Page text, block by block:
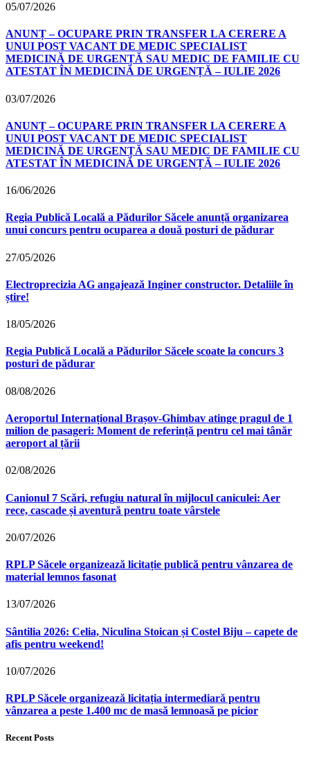
05/07/2026
ANUNȚ – OCUPARE PRIN TRANSFER LA CERERE A
UNUI POST VACANT DE MEDIC SPECIALIST
MEDICINĂ DE URGENȚĂ SAU MEDIC DE FAMILIE CU
ATESTAT ÎN MEDICINĂ DE URGENȚĂ – IULIE 2026
03/07/2026
ANUNȚ – OCUPARE PRIN TRANSFER LA CERERE A
UNUI POST VACANT DE MEDIC SPECIALIST
MEDICINĂ DE URGENȚĂ SAU MEDIC DE FAMILIE CU
ATESTAT ÎN MEDICINĂ DE URGENȚĂ – IULIE 2026
16/06/2026
Regia Publică Locală a Pădurilor Săcele anunță organizarea
unui concurs pentru ocuparea a două posturi de pădurar
27/05/2026
Electroprecizia AG angajează Inginer constructor. Detaliile în
știre!
18/05/2026
Regia Publică Locală a Pădurilor Săcele scoate la concurs 3
posturi de pădurar
08/08/2026
Aeroportul Internațional Brașov‑Ghimbav atinge pragul de 1
milion de pasageri: Moment de referință pentru cel mai tânăr
aeroport al țării
02/08/2026
Canionul 7 Scări, refugiu natural în mijlocul caniculei: Aer
rece, cascade și aventură pentru toate vârstele
20/07/2026
RPLP Săcele organizează licitație publică pentru vânzarea de
material lemnos fasonat
13/07/2026
Sântilia 2026: Celia, Niculina Stoican și Costel Biju – capete de
afis pentru weekend!
10/07/2026
RPLP Săcele organizează licitația intermediară pentru
vânzarea a peste 1.400 mc de masă lemnoasă pe picior
Recent Posts